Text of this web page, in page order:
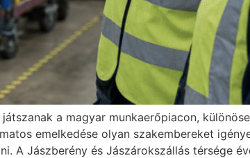
a magyar munkaerőpiacon,
emelkedése olyan szakembereket
A Jászberény és Jászárokszállás térsége